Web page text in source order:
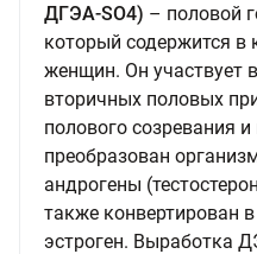
ДГЭА-SO4) – половой
который содержится в
женщин. Он участвует
вторичных половых
полового созревания
преобразован
андрогены
также конвертирован
эстроген. Выработка